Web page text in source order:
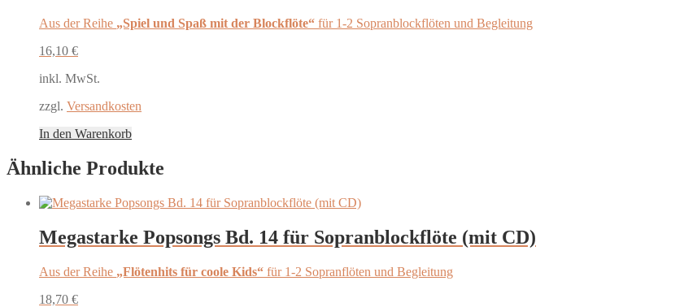
Aus der Reihe „Spiel und Spaß mit der Blockflöte“ für 1-2 Sopranblockflöten und Begleitung
16,10 €
inkl. MwSt.
zzgl. Versandkosten
In den Warenkorb
Ähnliche Produkte
Megastarke Popsongs Bd. 14 für Sopranblockflöte (mit CD)
Aus der Reihe „Flötenhits für coole Kids“ für 1-2 Sopranflöten und Begleitung
18,70 €